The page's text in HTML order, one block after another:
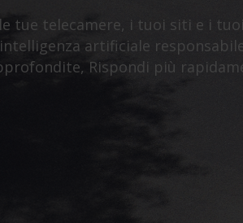
tue telecamere, i tuoi siti e i
artificiale
Rispondi più